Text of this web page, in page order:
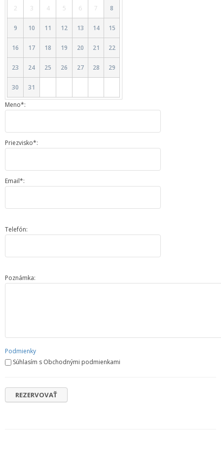
2 3 4 5 6 7 8
9 10 11 12 13 14 15
16 17 18 19 20 21 22
23 24 25 26 27 28 29
30 31
Meno*:
Priezvisko*:
Email*:
Telefón:
Poznámka:
Podmienky
Súhlasím s Obchodnými podmienkami